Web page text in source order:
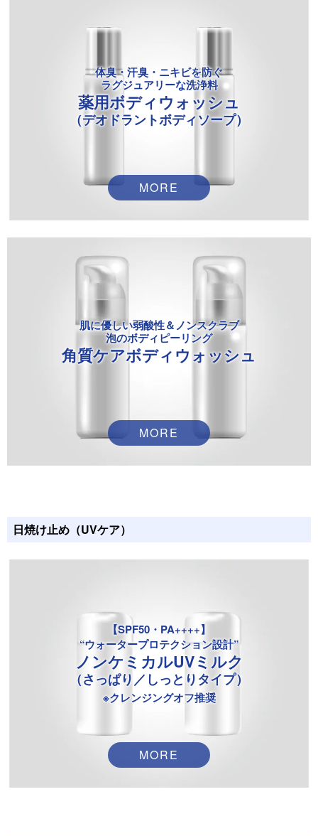
体臭・汗臭・ニキビを防ぐ
ラグジュアリーな洗浄料
薬用ボディウォッシュ
（デオドラントボディソープ）
MORE
肌に優しい弱酸性＆ノンスクラブ
泡のボディピーリング
角質ケアボディウォッシュ
MORE
日焼け止め（UVケア）
【SPF50・PA++++】
“ウォータープロテクション設計”
ノンケミカルUVミルク
（さっぱり／しっとりタイプ）
※クレンジングオフ推奨
MORE